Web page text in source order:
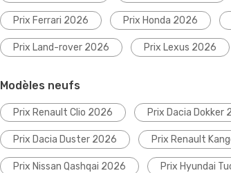
Prix Ferrari 2026 Prix Honda 2026
Prix Land-rover 2026 Prix Lexus 2026
Modèles neufs
Prix Renault Clio 2026 Prix Dacia Dokker
Prix Dacia Duster 2026 Prix Renault
Prix Nissan Qashqai 2026 Prix Hyundai